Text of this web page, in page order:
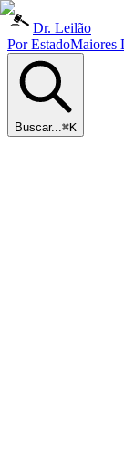
Dr. Leilão
Por EstadoMaiores
Buscar...⌘K